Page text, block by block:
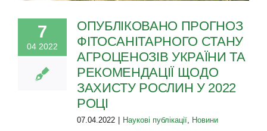
7
04 2022
ОПУБЛІКОВАНО ПРОГНОЗ
ФІТОСАНІТАРНОГО СТАНУ
АГРОЦЕНОЗІВ УКРАЇНИ ТА
РЕКОМЕНДАЦІЇ ЩОДО
ЗАХИСТУ РОСЛИН У 2022
РОЦІ
07.04.2022 Наукові публікації Новини